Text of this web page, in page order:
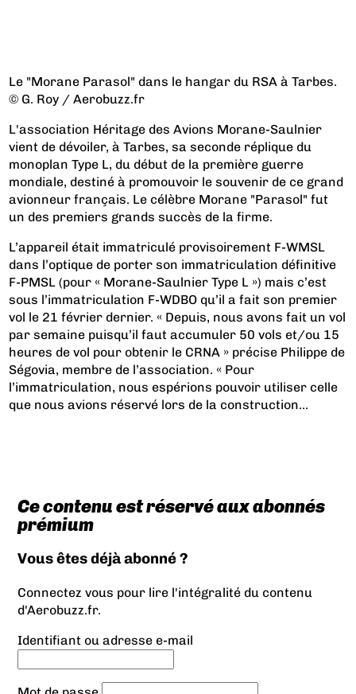
Le "Morane Parasol" dans le hangar du RSA à Tarbes.
© G. Roy / Aerobuzz.fr
L'association Héritage des Avions Morane-Saulnier
vient de dévoiler, à Tarbes, sa seconde réplique du
monoplan Type L, du début de la première guerre
mondiale, destiné à promouvoir le souvenir de ce grand
avionneur français. Le célèbre Morane "Parasol" fut
un des premiers grands succès de la firme.
L’appareil était immatriculé provisoirement F-WMSL
dans l’optique de porter son immatriculation définitive
F-PMSL (pour « Morane-Saulnier Type L ») mais c’est
sous l’immatriculation F-WDBO qu’il a fait son premier
vol le 21 février dernier. « Depuis, nous avons fait un vol
par semaine puisqu’il faut accumuler 50 vols et/ou 15
heures de vol pour obtenir le CRNA » précise Philippe de
Ségovia, membre de l’association. « Pour
l’immatriculation, nous espérions pouvoir utiliser celle
que nous avions réservé lors de la construction...
Ce contenu est réservé aux abonnés
prémium
Vous êtes déjà abonné ?
Connectez vous pour lire l'intégralité du contenu
d'Aerobuzz.fr.
Identifiant ou adresse e-mail